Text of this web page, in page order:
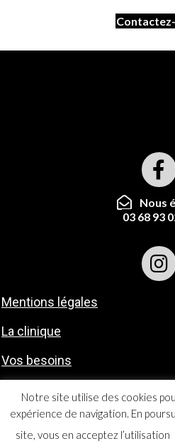
Nous
03 68 93
Mentions légales
La clinique
Vos besoins
Scarabe.biz
Notre site utilise des cookies
expérience de navigation. En
site, vous en acceptez l’utilisation